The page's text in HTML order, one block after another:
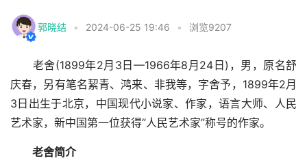
郭晓结 • 2024-06-25 19:46 • 浏览9207
老舍(1899年2月3日—1966年8月24日)，男，原名舒
庆春，另有笔名絜青、鸿来、非我等，字舍予，1899年2月
3日出生于北京，中国现代小说家、作家，语言大师、人民
艺术家，新中国第一位获得“人民艺术家”称号的作家。
老舍简介